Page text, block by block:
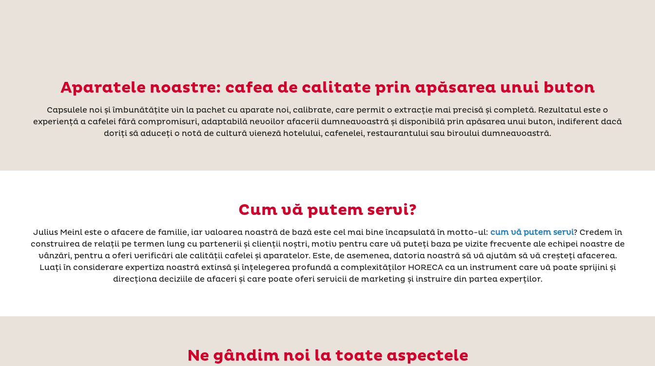
Aparatele noastre: cafea de calitate prin apăsarea unui buton
Capsulele noi și îmbunătățite vin la pachet cu aparate noi, calibrate, care permit o extracție mai precisă și completă. Rezultatul este o
experiență a cafelei fără compromisuri, adaptabilă nevoilor afacerii dumneavoastră și disponibilă prin apăsarea unui buton, indiferent dacă
doriți să aduceți o notă de cultură vieneză hotelului, cafenelei, restaurantului sau biroului dumneavoastră.
Cum vă putem servi?
Julius Meinl este o afacere de familie, iar valoarea noastră de bază este cel mai bine încapsulată în motto-ul: cum vă putem servi? Credem în
construirea de relații pe termen lung cu partenerii și clienții noștri, motiv pentru care vă puteți baza pe vizite frecvente ale echipei noastre de
vânzări, pentru a oferi verificări ale calității cafelei și aparatelor. Este, de asemenea, datoria noastră să vă ajutăm să vă creșteți afacerea.
Luați în considerare expertiza noastră extinsă și înțelegerea profundă a complexităților HORECA ca un instrument care vă poate sprijini și
direcționa deciziile de afaceri și care poate oferi servicii de marketing și instruire din partea experților.
Ne gândim noi la toate aspectele